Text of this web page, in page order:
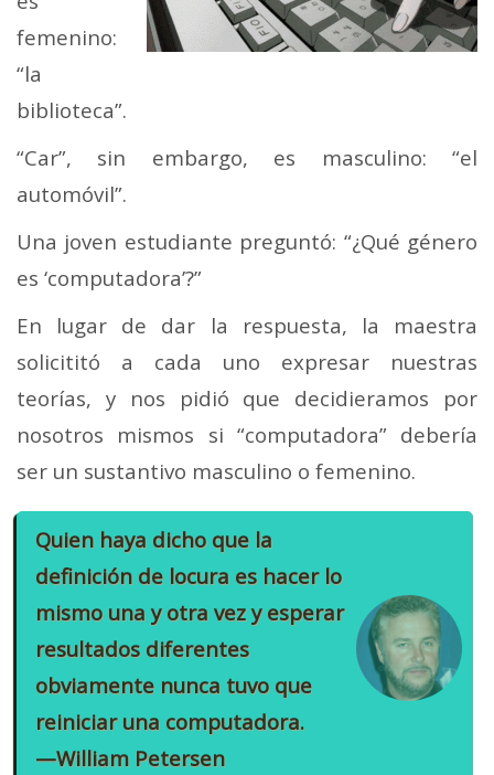
femenino:
“la
biblioteca”.
“Car”, sin embargo, es masculino: “el
automóvil”.
Una joven estudiante preguntó: “¿Qué género
es ‘computadora’?”
En lugar de dar la respuesta, la maestra
solicititó a cada uno expresar nuestras
teorías, y nos pidió que decidieramos por
nosotros mismos si “computadora” debería
ser un sustantivo masculino o femenino.
Quien haya dicho que la
definición de locura es hacer lo
mismo una y otra vez y esperar
resultados diferentes
obviamente nunca tuvo que
reiniciar una computadora.
—William Petersen